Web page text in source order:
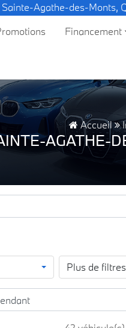
Agathe-des-Monts,
Financement
Accueil
AGATHE-
Plus de filtres